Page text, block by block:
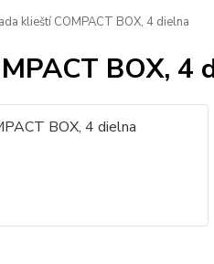
klieští COMPACT BOX, 4 dielna
BOX, 4